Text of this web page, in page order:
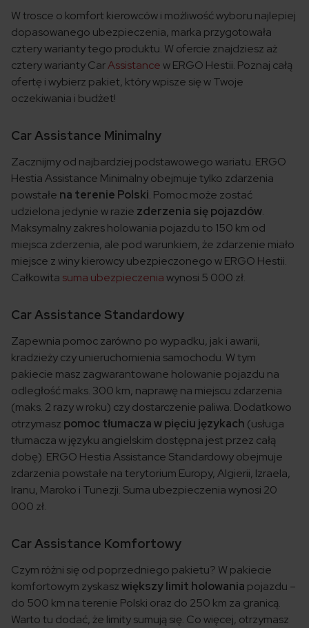
W trosce o komfort kierowców i możliwość wyboru najlepiej
dopasowanego ubezpieczenia, marka przygotowała
cztery warianty tego produktu. W ofercie znajdziesz aż
cztery warianty CarAssistancew ERGO Hestii. Poznaj całą
ofertę i wybierz pakiet, który wpisze się w Twoje
oczekiwania i budżet!
Car Assistance Minimalny
Zacznijmy od najbardziej podstawowego wariatu. ERGO
Hestia Assistance Minimalny obejmuje tylko zdarzenia
powstałe na terenie Polski. Pomoc może zostać
udzielona jedynie w razie zderzenia się pojazdów.
Maksymalny zakres holowania pojazdu to 150 km od
miejsca zderzenia, ale pod warunkiem, że zdarzenie miało
miejsce z winy kierowcy ubezpieczonego w ERGO Hestii.
Całkowita suma ubezpieczeniawynosi 5 000 zł.
Car Assistance Standardowy
Zapewnia pomoc zarówno po wypadku, jak i awarii,
kradzieży czy unieruchomienia samochodu. W tym
pakiecie masz zagwarantowane holowanie pojazdu na
odległość maks. 300 km, naprawę na miejscu zdarzenia
(maks. 2 razy w roku) czy dostarczenie paliwa. Dodatkowo
otrzymasz pomoc tłumacza w pięciu językach (usługa
tłumacza w języku angielskim dostępna jest przez całą
dobę). ERGO Hestia Assistance Standardowy obejmuje
zdarzenia powstałe na terytorium Europy, Algierii, Izraela,
Iranu, Maroko i Tunezji. Suma ubezpieczenia wynosi 20
000 zł.
Car Assistance Komfortowy
Czym różni się od poprzedniego pakietu? W pakiecie
komfortowym zyskaszwiększy limit holowania pojazdu –
do 500 km na terenie Polski oraz do 250 km za granicą.
Warto tu dodać, że limity sumują się. Co więcej, otrzymasz